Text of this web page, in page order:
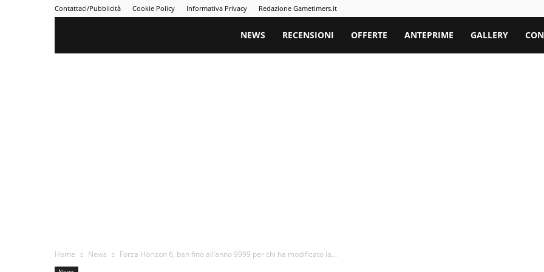
Contattaci/Pubblicità Cookie Policy Informativa Privacy Redazione Gametimers.it
Gametimers
NEWS RECENSIONI OFFERTE ANTEPRIME GALLERY
Home News Forza Horizon 6, ban fino all’anno 9999 per chi ha modificato la...